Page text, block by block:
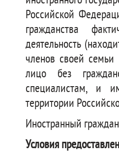
Российской
гражданства
деятельность
членов своей семьи
лицо без
специалистам, и
территории
Иностранный
Условия